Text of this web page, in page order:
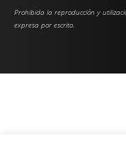
Prohibida la reproducción y
expresa por escrito.